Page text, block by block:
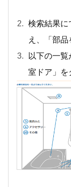
検索結果に
え、「部品
以下の一
室ドア」を